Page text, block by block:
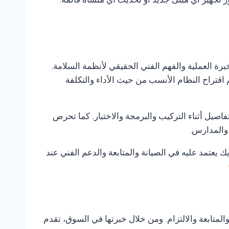
العملية والفهم الفني الحقيقي لأنظمة السلامة.
النظام الأنسب من حيث الأداء والتكلفة
أثناء التركيب والبرمجة والاختبار. كما تحرص
والمدارس.
عليه في الصيانة والمتابعة والدعم الفني عند
والالتزام. ومن خلال خبرتها في السوق، تقدم